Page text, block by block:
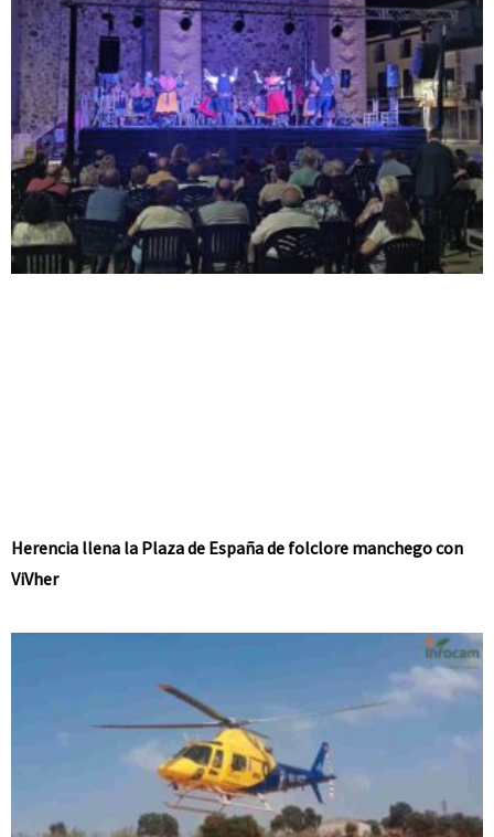
Herencia llena la Plaza de España de folclore manchego con
ViVher